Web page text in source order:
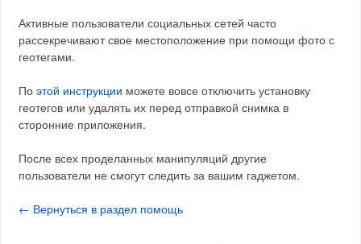
Активные пользователи социальных сетей часто
рассекречивают свое местоположение при помощи фото с
геотегами.
Поэтой инструкции можете вовсе отключить установку
геотегов или удалять их перед отправкой снимка в
сторонние приложения.
После всех проделанных манипуляций другие
пользователи не смогут следить за вашим гаджетом.
← Вернуться в раздел помощь